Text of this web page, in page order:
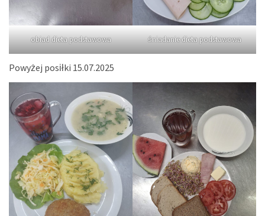
obiad dieta podstawowa śniadanie dieta podstawowa
Powyżej posiłki 15.07.2025